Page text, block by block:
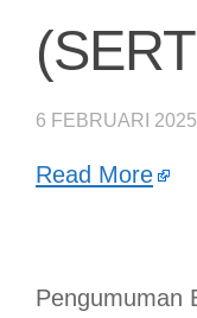
6 FEBRUARI 2025
Read More
Pengumuman